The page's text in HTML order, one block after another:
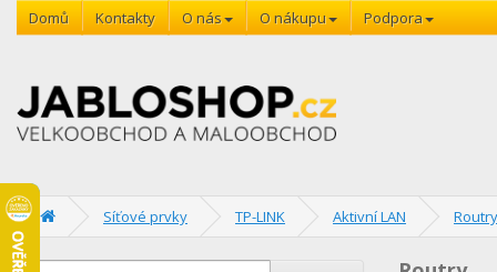
Domů Kontakty O nás O nákupu Podpora
Síťové prvky TP-LINK Aktivní LAN Routry